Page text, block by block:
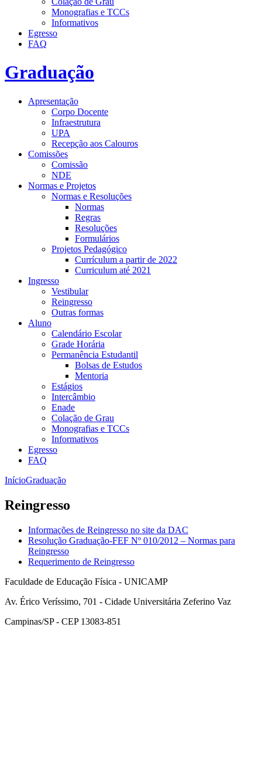
Monografias e TCCs
Informativos
Egresso
FAQ
Graduação
Apresentação
Corpo Docente
Infraestrutura
UPA
Recepção aos Calouros
Comissões
Comissão
NDE
Normas e Projetos
Normas e Resoluções
Normas
Regras
Resoluções
Formulários
Projetos Pedagógico
Currículum a partir de 2022
Curriculum até 2021
Ingresso
Vestibular
Reingresso
Outras formas
Aluno
Calendário Escolar
Grade Horária
Permanência Estudantil
Bolsas de Estudos
Mentoria
Estágios
Intercâmbio
Enade
Colação de Grau
Monografias e TCCs
Informativos
Egresso
FAQ
InícioGraduação
Reingresso
Informações de Reingresso no site da DAC
Resolução Graduação-FEF Nº 010/2012 – Normas para
Reingresso
Requerimento de Reingresso
Faculdade de Educação Física - UNICAMP
Av. Érico Veríssimo, 701 - Cidade Universitária Zeferino Vaz
Campinas/SP - CEP 13083-851